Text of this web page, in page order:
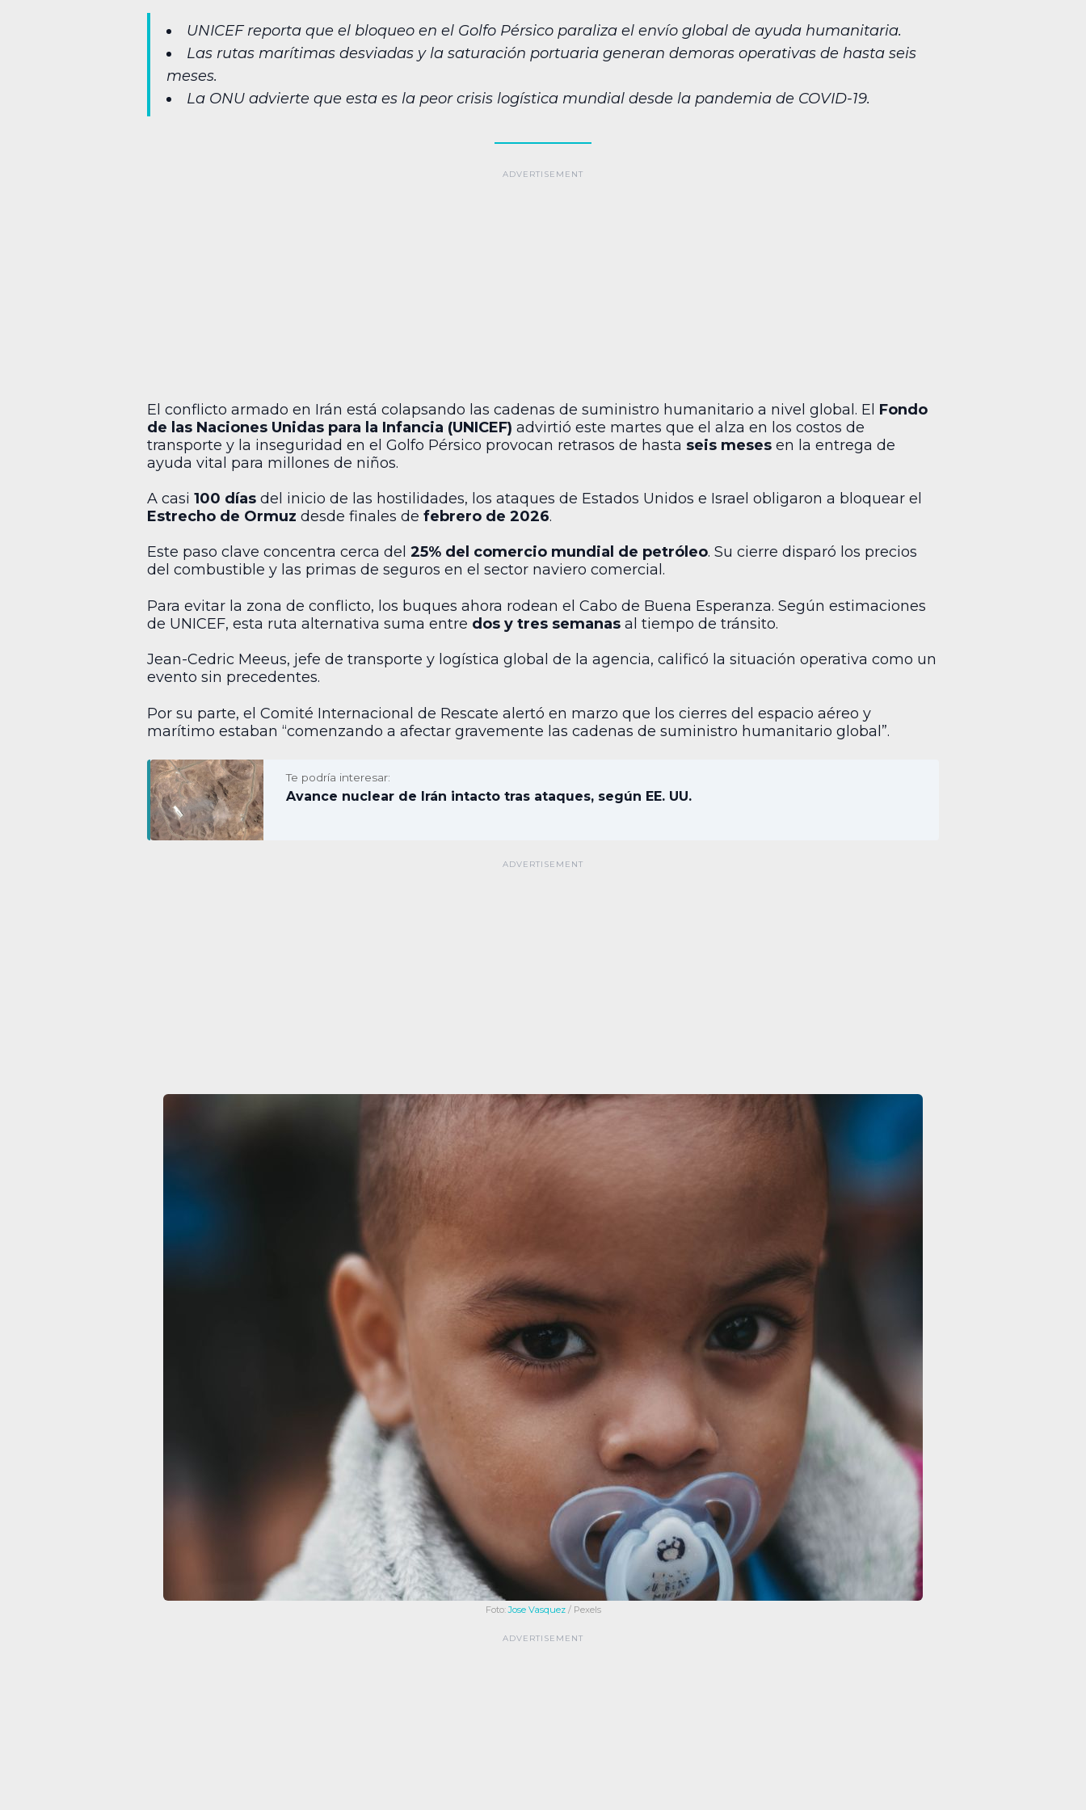
UNICEF reporta que el bloqueo en el Golfo Pérsico paraliza el envío global de ayuda humanitaria.
Las rutas marítimas desviadas y la saturación portuaria generan demoras operativas de hasta seis
meses.
La ONU advierte que esta es la peor crisis logística mundial desde la pandemia de COVID-19.
El conflicto armado en Irán está colapsando las cadenas de suministro humanitario a nivel global. El Fondo
de las Naciones Unidas para la Infancia (UNICEF) advirtió este martes que el alza en los costos de
transporte y la inseguridad en el Golfo Pérsico provocan retrasos de hasta seis meses en la entrega de
ayuda vital para millones de niños.
A casi 100 días del inicio de las hostilidades, los ataques de Estados Unidos e Israel obligaron a bloquear el
Estrecho de Ormuz desde finales de febrero de 2026.
Este paso clave concentra cerca del 25% del comercio mundial de petróleo. Su cierre disparó los precios
del combustible y las primas de seguros en el sector naviero comercial.
Para evitar la zona de conflicto, los buques ahora rodean el Cabo de Buena Esperanza. Según estimaciones
de UNICEF, esta ruta alternativa suma entre dos y tres semanas al tiempo de tránsito.
Jean-Cedric Meeus, jefe de transporte y logística global de la agencia, calificó la situación operativa como un
evento sin precedentes.
Por su parte, el Comité Internacional de Rescate alertó en marzo que los cierres del espacio aéreo y
marítimo estaban “comenzando a afectar gravemente las cadenas de suministro humanitario global”.
Te podría interesar:
Avance nuclear de Irán intacto tras ataques, según EE. UU.
Foto:Jose Vasquez/ Pexels